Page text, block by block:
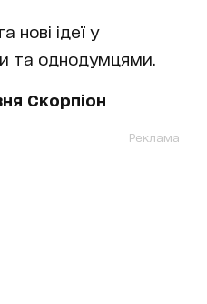
нові ідеї у
та однодумцями.
Скорпіон
Реклама